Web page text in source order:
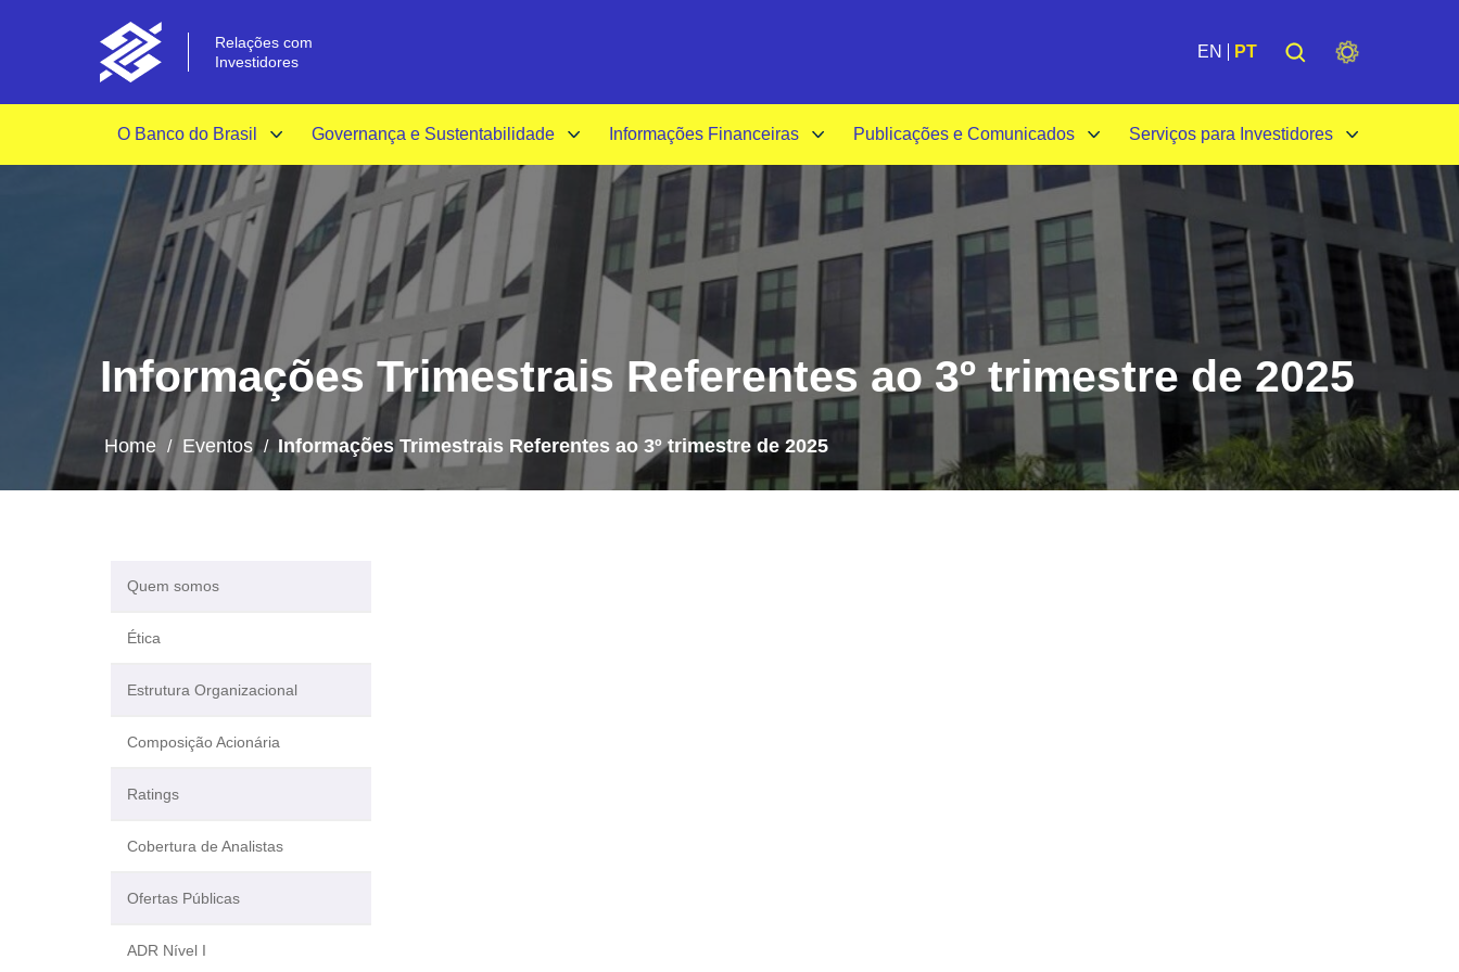
Relações com
Investidores
EN PT
O Banco do Brasil Governança e Sustentabilidade Informações Financeiras Publicações e Comunicados Serviços para Investidores
Informações Trimestrais Referentes ao 3º trimestre de 2025
Home / Eventos / Informações Trimestrais Referentes ao 3º trimestre de 2025
Quem somos
Ética
Estrutura Organizacional
Composição Acionária
Ratings
Cobertura de Analistas
Ofertas Públicas
ADR Nível I